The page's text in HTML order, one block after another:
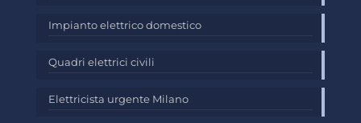
Impianto elettrico domestico
Quadri elettrici civili
Elettricista urgente Milano